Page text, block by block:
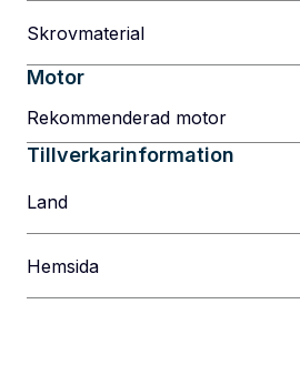
Skrovmaterial
Motor
Rekommenderad motor
Tillverkarinformation
Land
Hemsida